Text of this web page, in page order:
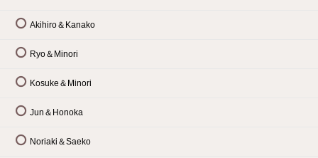
Akihiro＆Kanako
Ryo＆Minori
Kosuke＆Minori
Jun＆Honoka
Noriaki＆Saeko